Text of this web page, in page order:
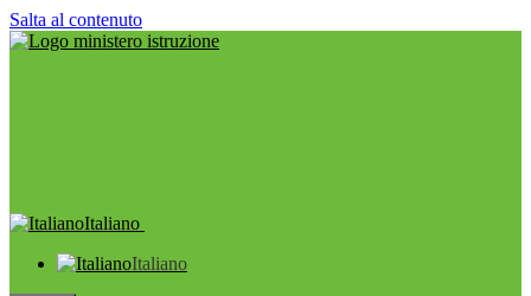
Salta al contenuto
Italiano
Italiano